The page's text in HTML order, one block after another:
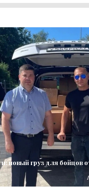
новый груз для бойцов